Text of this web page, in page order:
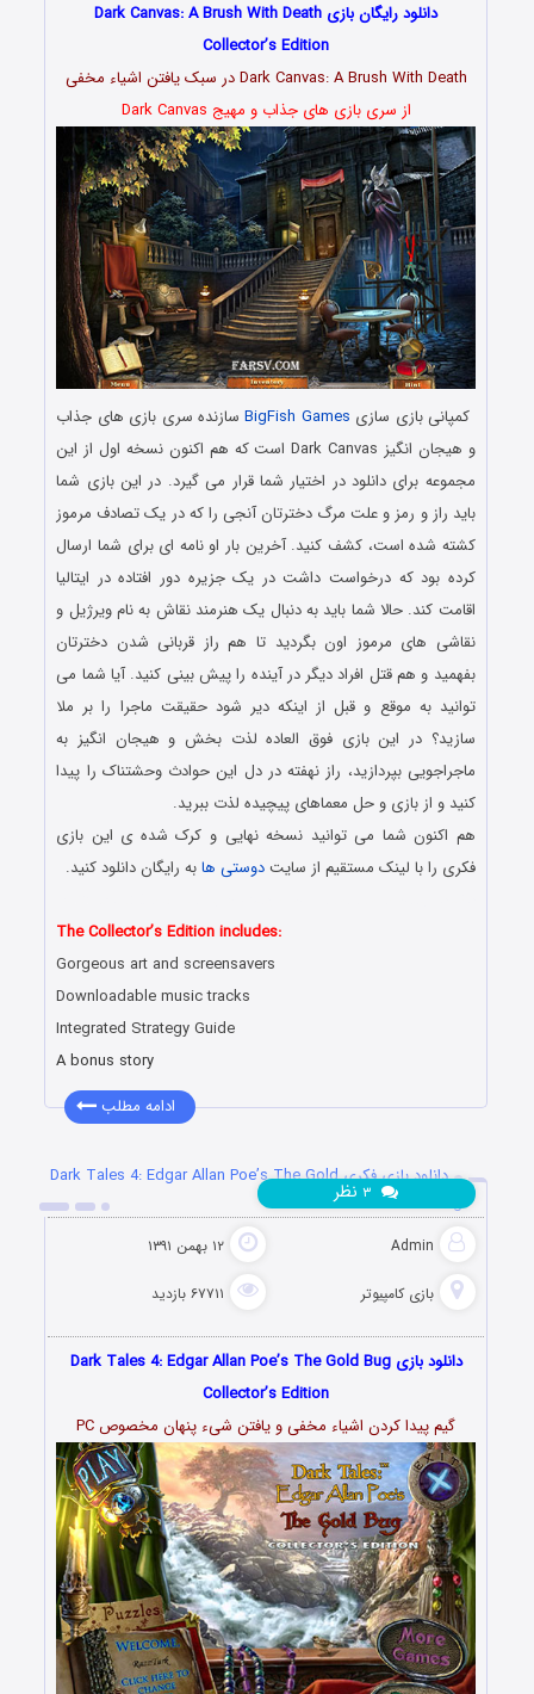
دانلود رایگان بازی Dark Canvas: A Brush With Death
Collector’s Edition
Dark Canvas: A Brush With Death در سبک یافتن اشیاء مخفی
از سری بازی های جذاب و مهیج Dark Canvas
کمپانی بازی سازی BigFish Gamesسازنده سری بازی های جذاب
و هیجان انگیز Dark Canvas است که هم اکنون نسخه اول از این
مجموعه برای دانلود در اختیار شما قرار می گیرد. در این بازی شما
باید راز و رمز و علت مرگ دخترتان آنجی را که در یک تصادف مرموز
کشته شده است، کشف کنید. آخرین بار او نامه ای برای شما ارسال
کرده بود که درخواست داشت در یک جزیره دور افتاده در ایتالیا
اقامت کند. حالا شما باید به دنبال یک هنرمند نقاش به نام ویرژیل و
نقاشی های مرموز اون بگردید تا هم راز قربانی شدن دخترتان
بفهمید و هم قتل افراد دیگر در آینده را پیش بینی کنید. آیا شما می
توانید به موقع و قبل از اینکه دیر شود حقیقت ماجرا را بر ملا
سازید؟ در این بازی فوق العاده لذت بخش و هیجان انگیز به
ماجراجویی بپردازید، راز نهفته در دل این حوادث وحشتناک را پیدا
کنید و از بازی و حل معماهای پیچیده لذت ببرید.
هم اکنون شما می توانید نسخه نهایی و کرک شده ی این بازی
فکری را با لینک مستقیم از سایتدوستی هابه رایگان دانلود کنید.
The Collector’s Edition includes:
Gorgeous art and screensavers
Downloadable music tracks
Integrated Strategy Guide
A bonus story
ادامه مطلب
دانلود بازی فکری Dark Tales 4: Edgar Allan Poe’s The Gold
Bug
Admin ۱۲ بهمن ۱۳۹۱
بازی کامپیوتر ۶۷۷۱۱ بازدید
نظر
دانلود بازی Dark Tales 4: Edgar Allan Poe’s The Gold Bug
Collector’s Edition
گیم پیدا کردن اشیاء مخفی و یافتن شیء پنهان مخصوص PC